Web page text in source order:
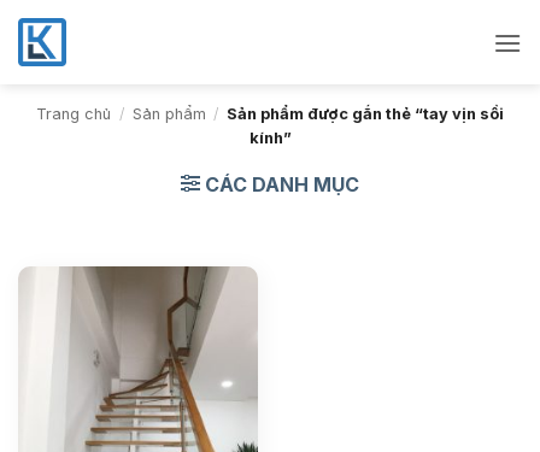
Bỏ
qua
nội
dungTrang chủ / Sản phẩm / Sản phẩm được gắn thẻ “tay vịn sồi
kính”
CÁC DANH MỤC